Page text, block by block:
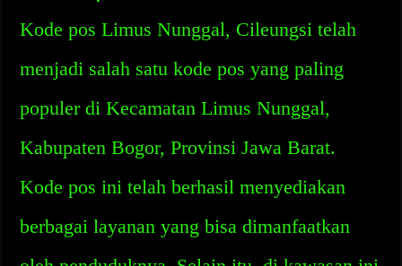
Kode pos Limus Nunggal, Cileungsi telah
menjadi salah satu kode pos yang paling
populer di Kecamatan Limus Nunggal,
Kabupaten Bogor, Provinsi Jawa Barat.
Kode pos ini telah berhasil menyediakan
berbagai layanan yang bisa dimanfaatkan